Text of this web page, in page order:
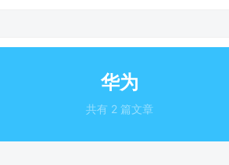
华为
共有 2 篇文章